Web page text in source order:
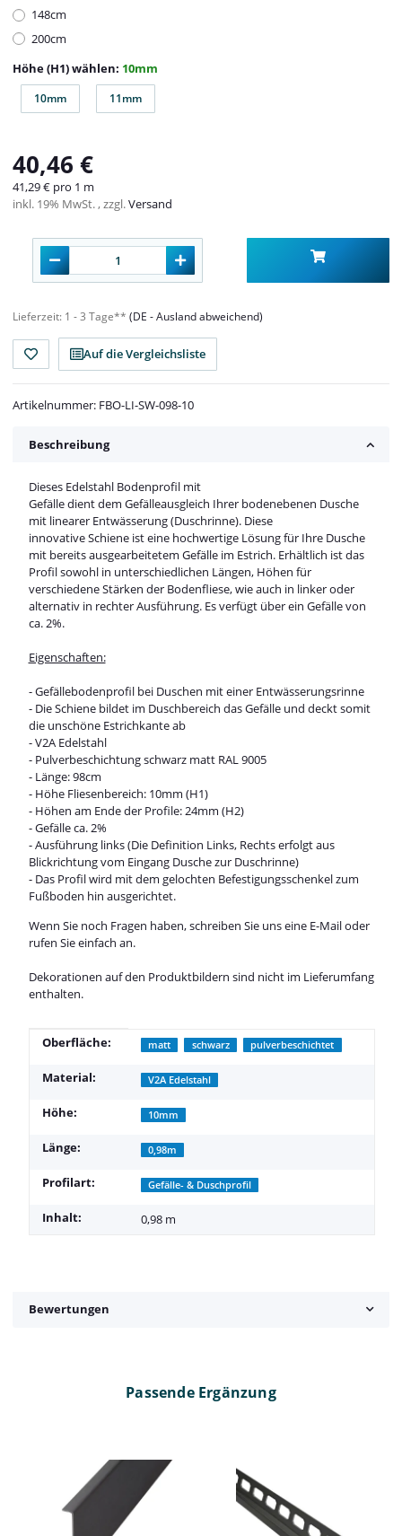
148cm
200cm
Höhe (H1) wählen: 10mm
10mm
10mm 11mm
11mm
40,46 €
41,29 € pro 1 m
inkl. 19% MwSt. , zzgl.Versand
Lieferzeit: 1 - 3 Tage** (DE - Ausland abweichend)
Auf die Vergleichsliste
Artikelnummer: FBO-LI-SW-098-10
Beschreibung
Dieses Edelstahl Bodenprofil mit
Gefälle dient dem Gefälleausgleich Ihrer bodenebenen Dusche
mit linearer Entwässerung (Duschrinne). Diese
innovative Schiene ist eine hochwertige Lösung für Ihre Dusche
mit bereits ausgearbeitetem Gefälle im Estrich. Erhältlich ist das
Profil sowohl in unterschiedlichen Längen, Höhen für
verschiedene Stärken der Bodenfliese, wie auch in linker oder
alternativ in rechter Ausführung. Es verfügt über ein Gefälle von
ca. 2%.
Eigenschaften:
- Gefällebodenprofil bei Duschen mit einer Entwässerungsrinne
- Die Schiene bildet im Duschbereich das Gefälle und deckt somit
die unschöne Estrichkante ab
- V2A Edelstahl
- Pulverbeschichtung schwarz matt RAL 9005
- Länge: 98cm
- Höhe Fliesenbereich: 10mm (H1)
- Höhen am Ende der Profile: 24mm (H2)
- Gefälle ca. 2%
- Ausführung links (Die Definition Links, Rechts erfolgt aus
Blickrichtung vom Eingang Dusche zur Duschrinne)
- Das Profil wird mit dem gelochten Befestigungsschenkel zum
Fußboden hin ausgerichtet.
Wenn Sie noch Fragen haben, schreiben Sie uns eine E-Mail oder
rufen Sie einfach an.
Dekorationen auf den Produktbildern sind nicht im Lieferumfang
enthalten.
Produkteigenschaft
Wert
Oberfläche: matt schwarz pulverbeschichtet
Material: V2A Edelstahl
Höhe: 10mm
Länge: 0,98m
Profilart: Gefälle- & Duschprofil
Inhalt: 0,98 m
Bewertungen
Passende Ergänzung